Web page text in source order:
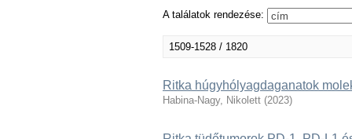
A találatok rendezése:
1509-1528 / 1820
Ritka húgyhólyagdaganatok
Habina-Nagy, Nikolett (2023)